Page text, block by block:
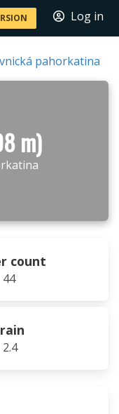
Log in
pahorkatina
m)
count
44
2.4